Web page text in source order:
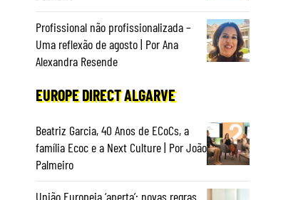
Profissional não profissionalizada –
Uma reflexão de agosto | Por Ana
Alexandra Resende
EUROPE DIRECT ALGARVE
Beatriz Garcia, 40 Anos de ECoCs, a
família Ecoc e a Next Culture | Por João
Palmeiro
União Europeia ‘aperta’: novas regras